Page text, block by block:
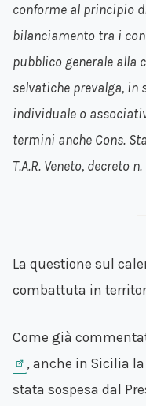
conforme al principio
bilanciamento tra i
pubblico generale alla
selvatiche prevalga, in
individuale o
termini anche Cons.
T.A.R. Veneto, decreto
La questione sul
combattuta in
Come già
, anche in Sicilia
stata sospesa dal